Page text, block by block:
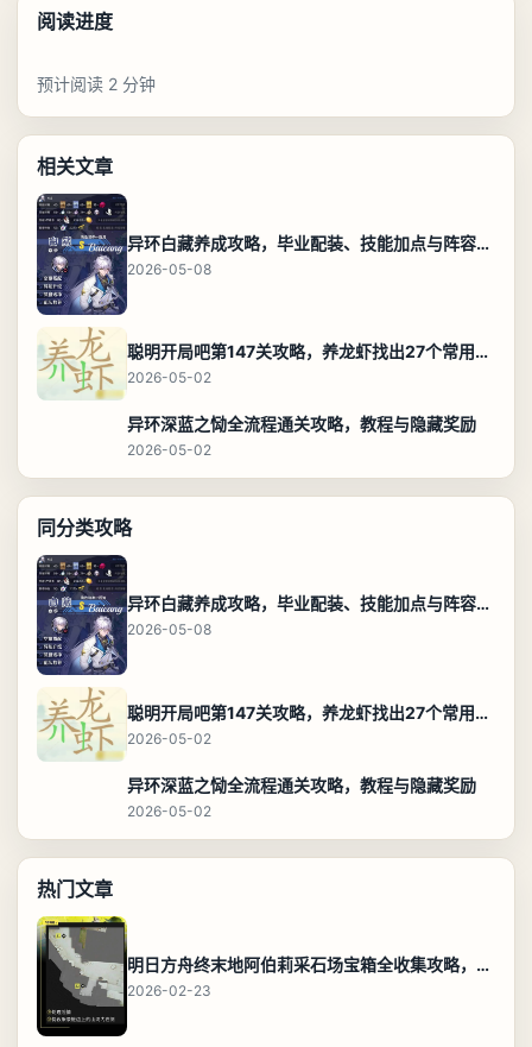
阅读进度
预计阅读 2 分钟
相关文章
异环白藏养成攻略，毕业配装、技能加点与阵容搭配保姆级解析
2026-05-08
聪明开局吧第147关攻略，养龙虾找出27个常用字通关答案
2026-05-02
异环深蓝之恸全流程通关攻略，教程与隐藏奖励
2026-05-02
同分类攻略
异环白藏养成攻略，毕业配装、技能加点与阵容搭配保姆级解析
2026-05-08
聪明开局吧第147关攻略，养龙虾找出27个常用字通关答案
2026-05-02
异环深蓝之恸全流程通关攻略，教程与隐藏奖励
2026-05-02
热门文章
明日方舟终末地阿伯莉采石场宝箱全收集攻略，全点位分布图与路线
2026-02-23